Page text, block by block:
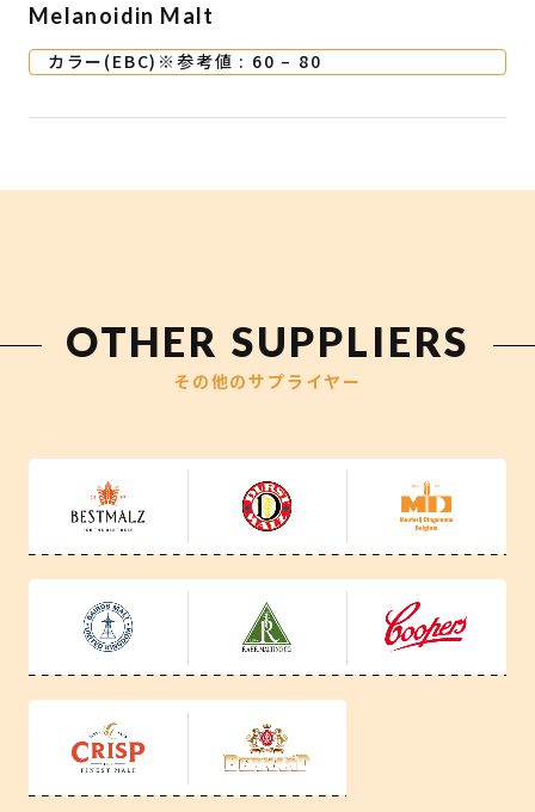
Melanoidin Malt
カラー(EBC)※参考値 : 60 – 80
OTHER SUPPLIERS
その他のサプライヤー